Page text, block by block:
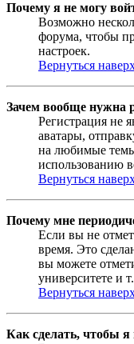
Почему я не могу
Возможно
форума, чтобы
настроек.
Вернуться
Зачем вообще нужна
Регистрация не
аватары,
на любимые темы
использованию
Вернуться
Почему мне
Если вы не
время. Это
вы можете
университете и
Вернуться
Как сделать, чтобы я